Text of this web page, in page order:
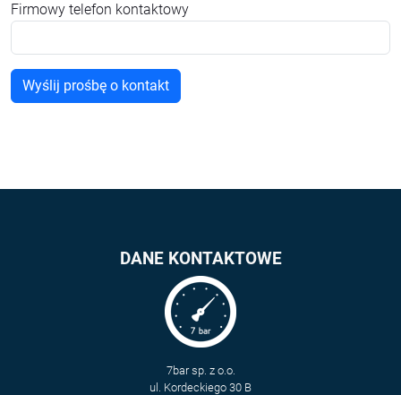
Firmowy telefon kontaktowy
DANE KONTAKTOWE
7bar sp. z o.o.
ul. Kordeckiego 30 B